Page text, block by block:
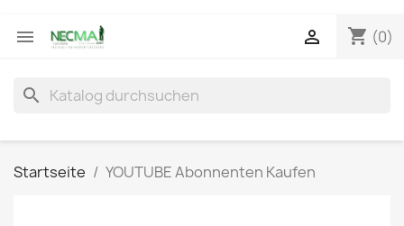
 shopping_cart (0)

search
Startseite YOUTUBE Abonnenten Kaufen